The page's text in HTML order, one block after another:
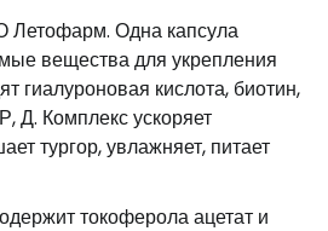
Летофарм. Одна капсула
вещества для укрепления
гиалуроновая кислота, биотин,
Д. Комплекс ускоряет
тургор, увлажняет, питает
токоферола ацетат и